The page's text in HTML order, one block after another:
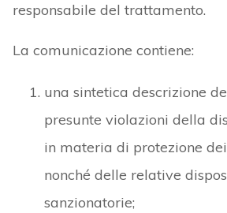
responsabile del trattamento.
La comunicazione contiene:
una sintetica descrizione
presunte violazioni della
in materia di protezione
nonché delle relative
sanzionatorie;